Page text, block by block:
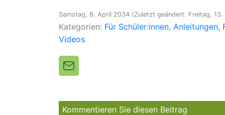
Samstag, 8. April 2034 (Zuletzt geändert: Freitag, 13.
Kategorien: Für Schüler:innen Anleitungen
Videos
Kommentieren Sie diesen Beitrag